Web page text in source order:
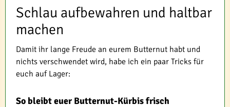
Schlau aufbewahren und haltbar
machen
Damit ihr lange Freude an eurem Butternut habt und
nichts verschwendet wird, habe ich ein paar Tricks für
euch auf Lager:
So bleibt euer Butternut-Kürbis frisch